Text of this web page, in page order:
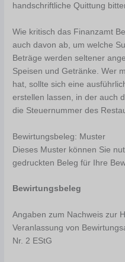
handschriftliche Quittung
Wie kritisch das Finanzamt
auch davon ab, um welche
Beträge werden seltener
Speisen und Getränke. Wer
hat, sollte sich eine
erstellen lassen, in der auch
die Steuernummer des
Bewirtungsbeleg: Muster
Dieses Muster können Sie
gedruckten Beleg für Ihre
Bewirtungsbeleg
Angaben zum Nachweis zur
Veranlassung von
Nr. 2 EStG